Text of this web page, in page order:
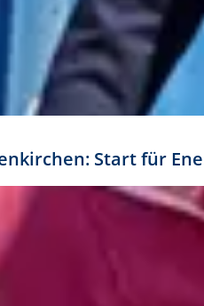
Start für